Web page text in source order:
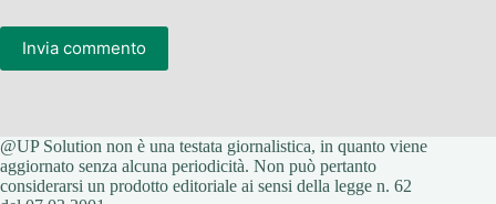
Invia commento
@UP Solution non è una testata giornalistica, in quanto viene
aggiornato senza alcuna periodicità. Non può pertanto
considerarsi un prodotto editoriale ai sensi della legge n. 62